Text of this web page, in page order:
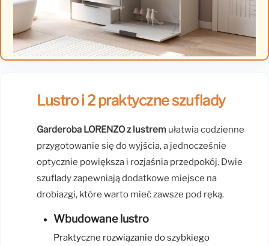
Lustro i 2 praktyczne szuflady
Garderoba LORENZO z lustrem ułatwia codzienne
przygotowanie się do wyjścia, a jednocześnie
optycznie powiększa i rozjaśnia przedpokój. Dwie
szuflady zapewniają dodatkowe miejsce na
drobiazgi, które warto mieć zawsze pod ręką.
Wbudowane lustro
Praktyczne rozwiązanie do szybkiego